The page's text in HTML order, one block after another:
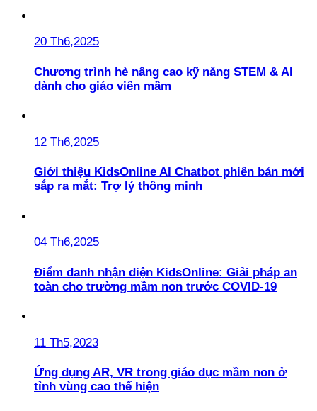
20 Th6,2025
Chương trình hè nâng cao kỹ năng STEM & AI
dành cho giáo viên mầm
12 Th6,2025
Giới thiệu KidsOnline AI Chatbot phiên bản mới
sắp ra mắt: Trợ lý thông minh
04 Th6,2025
Điểm danh nhận diện KidsOnline: Giải pháp an
toàn cho trường mầm non trước COVID-19
11 Th5,2023
Ứng dụng AR, VR trong giáo dục mầm non ở
tỉnh vùng cao thể hiện